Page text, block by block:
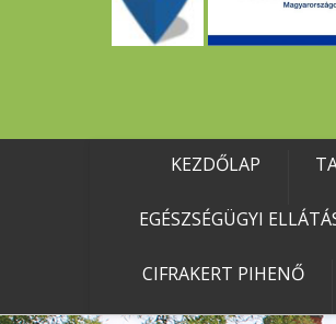
KEZDŐLAP
EGÉSZSÉGÜGYI
CIFRAKERT PIHENŐ